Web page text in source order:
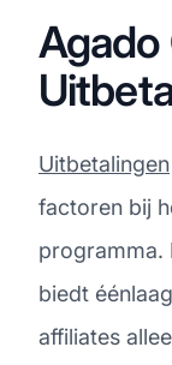
Agado
Uitbetalingen
factoren bij
programma.
biedt
affiliates